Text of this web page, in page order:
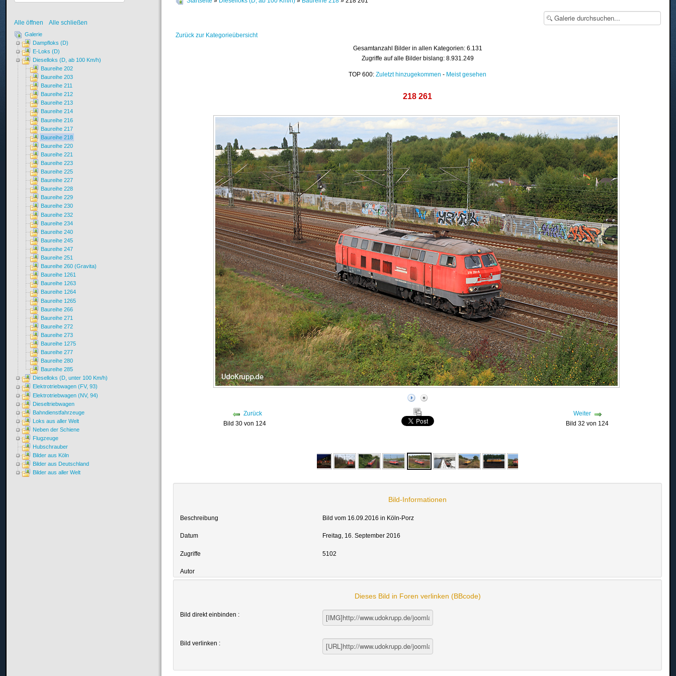
Zurück zur Kategorieübersicht
Gesamtanzahl Bilder in allen Kategorien: 6.131
Zugriffe auf alle Bilder bislang: 8.931.249
TOP 600:Zuletzt hinzugekommen - Meist gesehen
218 261
Zurück
Bild 30 von 124
Weiter
Bild 32 von 124
Bild-Informationen
Beschreibung Bild vom 16.09.2016 in Köln-Porz
Datum Freitag, 16. September 2016
Zugriffe 5102
Autor
Dieses Bild in Foren verlinken (BBcode)
Bild direkt einbinden :
Bild verlinken :
Alle öffnen Alle schließen
Galerie
Dampfloks (D)
E-Loks (D)
Dieselloks (D, ab 100 Km/h)
Baureihe 202
Baureihe 203
Baureihe 211
Baureihe 212
Baureihe 213
Baureihe 214
Baureihe 216
Baureihe 217
Baureihe 218
Baureihe 220
Baureihe 221
Baureihe 223
Baureihe 225
Baureihe 227
Baureihe 228
Baureihe 229
Baureihe 230
Baureihe 232
Baureihe 234
Baureihe 240
Baureihe 245
Baureihe 247
Baureihe 251
Baureihe 260 (Gravita)
Baureihe 1261
Baureihe 1263
Baureihe 1264
Baureihe 1265
Baureihe 266
Baureihe 271
Baureihe 272
Baureihe 273
Baureihe 1275
Baureihe 277
Baureihe 280
Baureihe 285
Dieselloks (D, unter 100 Km/h)
Elektrotriebwagen (FV, 93)
Elektrotriebwagen (NV, 94)
Dieseltriebwagen
Bahndienstfahrzeuge
Loks aus aller Welt
Neben der Schiene
Flugzeuge
Hubschrauber
Bilder aus Köln
Bilder aus Deutschland
Bilder aus aller Welt